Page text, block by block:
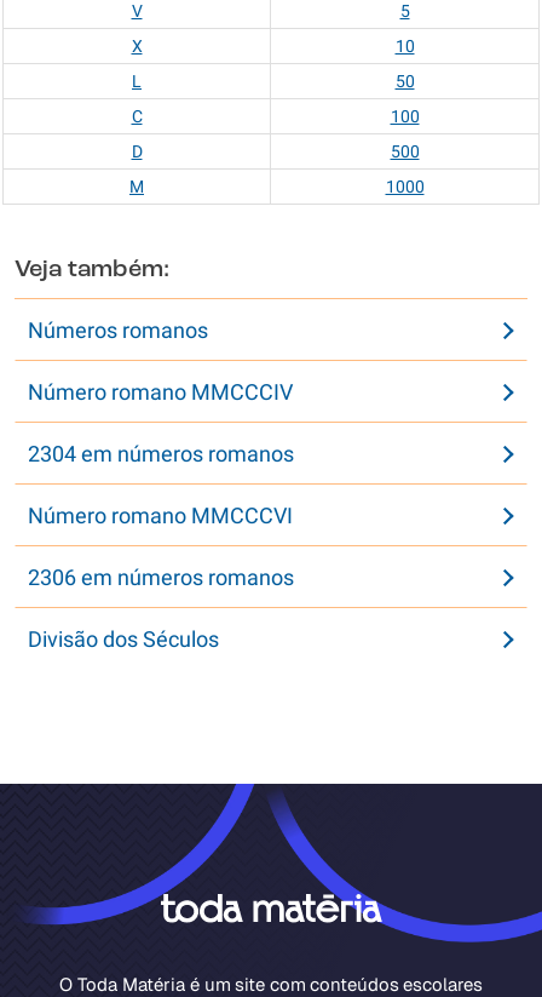
V
5
X
10
L
50
C
100
D
500
M
1000
Veja também:
Números romanos
Número romano MMCCCIV
2304 em números romanos
Número romano MMCCCVI
2306 em números romanos
Divisão dos Séculos
O Toda Matéria é um site com conteúdos escolares